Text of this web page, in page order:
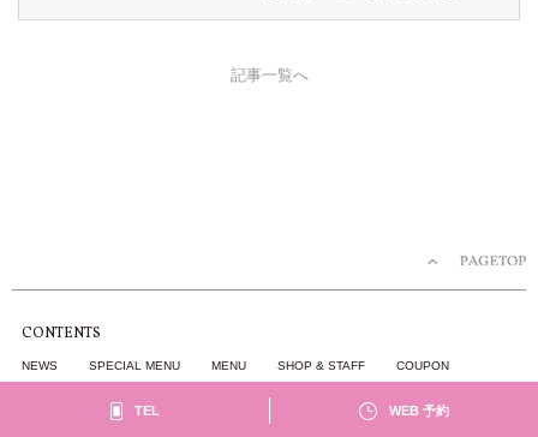
記事一覧へ
CONTENTS
NEWS SPECIAL MENU MENU SHOP & STAFF COUPON
TEL WEB 予約